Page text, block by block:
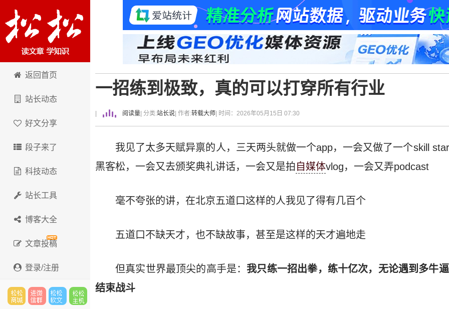
卢松松博客
返回首页
站长动态
好文分享
段子来了
科技动态
站长工具
博客大全
文章投稿
登录/注册
一招练到极致，真的可以打穿所有行业
阅读量 | 分类:站长说 | 作者:转载大师 | 时间：2026年05月15日 07:30
我见了太多天赋异禀的人，三天两头就做一个app，一会又做了一个skill
黑客松，一会又去颁奖典礼讲话，一会又是拍 自媒体vlog，一会又弄podcast
毫不夸张的讲，在北京五道口这样的人我见了得有几百个
五道口不缺天才，也不缺故事，甚至是这样的天才遍地走
但真实世界最顶尖的高手是：我只练一招出拳，练十亿次，无论遇到多牛
结束战斗